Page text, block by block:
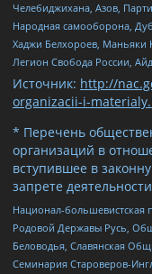
Челебиджихана, Азов,
Народная самооборона,
Хаджи Белхороев, Маньяки
Легион Свобода России,
Источник: http://
organizacii-i-
* Перечень
организаций в
вступившее в
запрете
Национал-большевистская
Родовой Державы Русь,
Беловодья, Славянская
Семинария Староверов-